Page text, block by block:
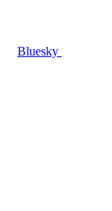
Bluesky